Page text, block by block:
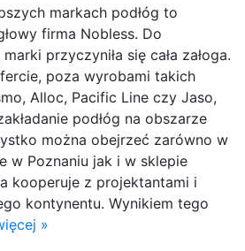
markach podłóg to
firma Nobless. Do
przyczyniła się cała załoga.
poza wyrobami takich
Alloc, Pacific Line czy Jaso,
podłóg na obszarze
można obejrzeć zarówno w
w Poznaniu jak i w sklepie
kooperuje z projektantami i
kontynentu. Wynikiem tego
»